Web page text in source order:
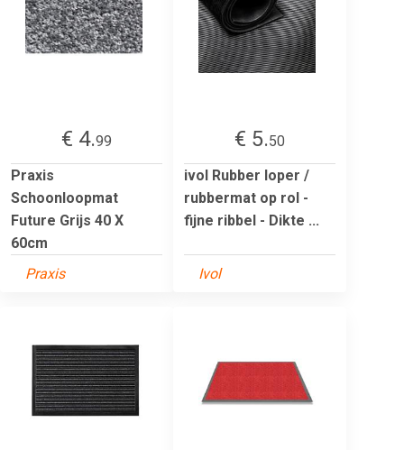
€ 4.99
Praxis
Schoonloopmat
Future Grijs 40 X
60cm
Praxis
€ 5.50
ivol Rubber loper /
rubbermat op rol -
fijne ribbel - Dikte ...
Ivol